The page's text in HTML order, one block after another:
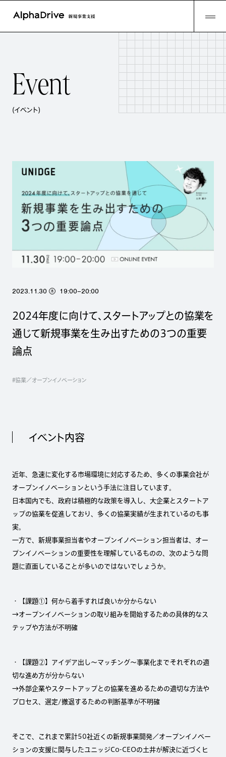
Event
(イベント)
2023.11.30 木 19:00–20:00
2024年度に向けて、スタートアップとの協業を
通じて新規事業を生み出すための3つの重要
論点
#協業／オープンイノベーション
イベント内容
近年、急速に変化する市場環境に対応するため、多くの事業会社が
オープンイノベーションという手法に注目しています。
日本国内でも、政府は積極的な政策を導入し、大企業とスタートア
ップの協業を促進しており、多くの協業実績が生まれているのも事
実。
一方で、新規事業担当者やオープンイノベーション担当者は、オー
プンイノベーションの重要性を理解しているものの、次のような問
題に直面していることが多いのではないでしょうか。
・【課題①】何から着手すれば良いか分からない
→オープンイノベーションの取り組みを開始するための具体的なス
テップや方法が不明確
・【課題②】アイデア出し～マッチング～事業化までそれぞれの適
切な進め方が分からない
→外部企業やスタートアップとの協業を進めるための適切な方法や
プロセス、選定/撤退するための判断基準が不明確
そこで、これまで累計50社近くの新規事業開発／オープンイノベー
ションの支援に関与したユニッジCo-CEOの土井が解決に近づくヒ